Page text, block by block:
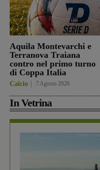
Aquila Montevarchi e
Terranova Traiana
contro nel primo turno
di Coppa Italia
Calcio 7 Agosto 2026
In Vetrina